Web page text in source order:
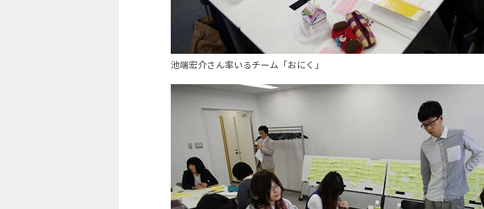
池端宏介さん率いるチーム「おにく」